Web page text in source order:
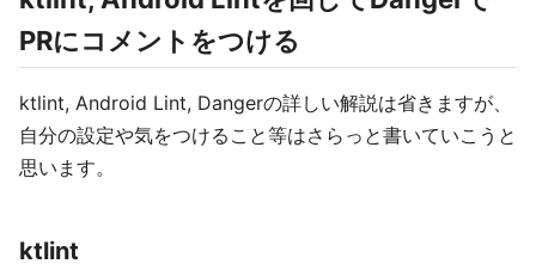
PRにコメントをつける
ktlint, Android Lint, Dangerの詳しい解説は省きますが、
自分の設定や気をつけること等はさらっと書いていこうと
思います。
ktlint